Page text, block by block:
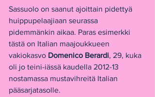
Sassuolo on saanut ajoittain pidettyä
huippupelaajiaan seurassa
pidemmänkin aikaa. Paras esimerkki
tästä on Italian maajoukkueen
vakiokasvo Domenico Berardi, 29, kuka
oli jo teini-iässä kaudella 2012-13
nostamassa mustavihreitä Italian
pääsarjatasolle.